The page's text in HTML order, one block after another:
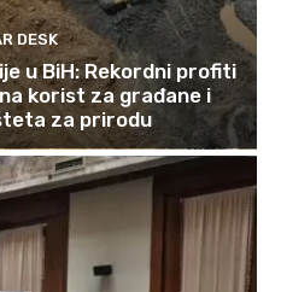
DESK
u BiH: Rekordni profiti
korist za građane i
za prirodu